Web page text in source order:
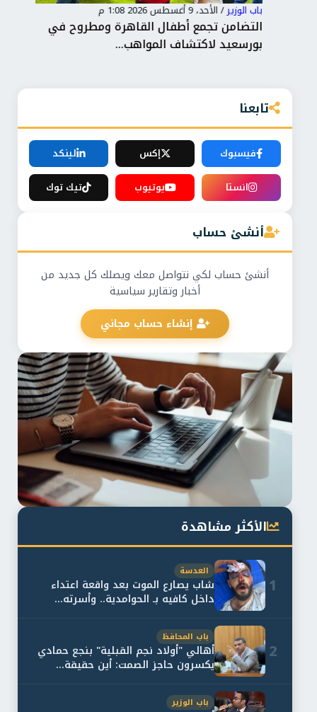
باب الوزير/ الأحد، 9 أغسطس 2026 1:08 م
التضامن تجمع أطفال القاهرة ومطروح في
بورسعيد لاكتشاف المواهب...
تابعنا
فيسبوك إكس
لينكد
انستا
يوتيوب تيك توك
أنشئ حساب
أنشئ حساب لكي نتواصل معك ويصلك كل جديد من
أخبار وتقارير سياسية
إنشاء حساب مجاني
الأكثر مشاهدة
1
العدسة
شاب يصارع الموت بعد واقعة اعتداء
داخل كافيه بـ الحوامدية.. وأسرته...
2
باب المحافظ
أهالي "أولاد نجم القبلية" بنجع حمادي
يكسرون حاجز الصمت: أين حقيقة...
باب الوزير